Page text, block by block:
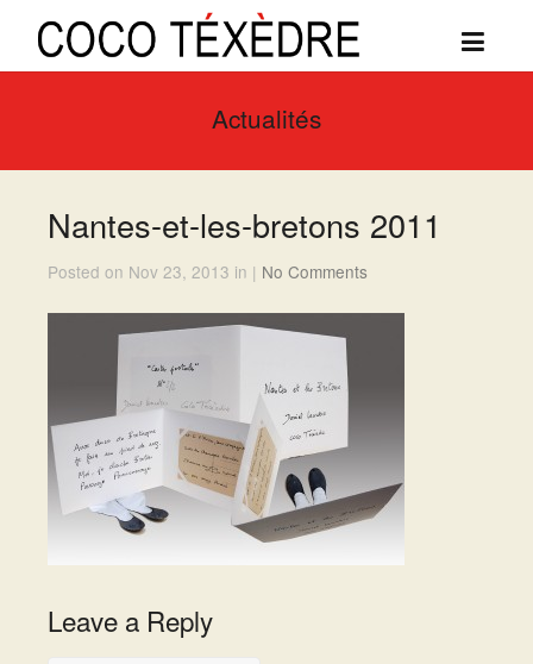
Actualités
Nantes-et-les-bretons 2011
Posted on Nov 23, 2013 in | No Comments
Leave a Reply